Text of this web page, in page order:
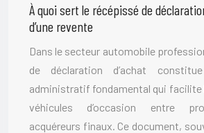
À quoi sert le récépissé de
d’une revente
Dans le secteur automobile
de déclaration d’achat
administratif fondamental qui facilite
véhicules d’occasion entre
acquéreurs finaux. Ce document,